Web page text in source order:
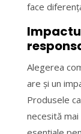
face
Alegerea
are și un
Produsele
necesită